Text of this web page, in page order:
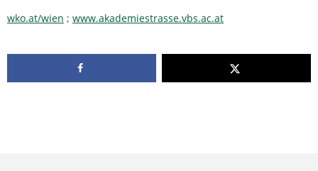
wko.at/wien ; www.akademiestrasse.vbs.ac.at